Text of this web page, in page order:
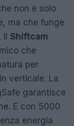
non è solo
ma che funge
Il Shiftcam
che
per
verticale. La
garantisce
E con 5000
energia